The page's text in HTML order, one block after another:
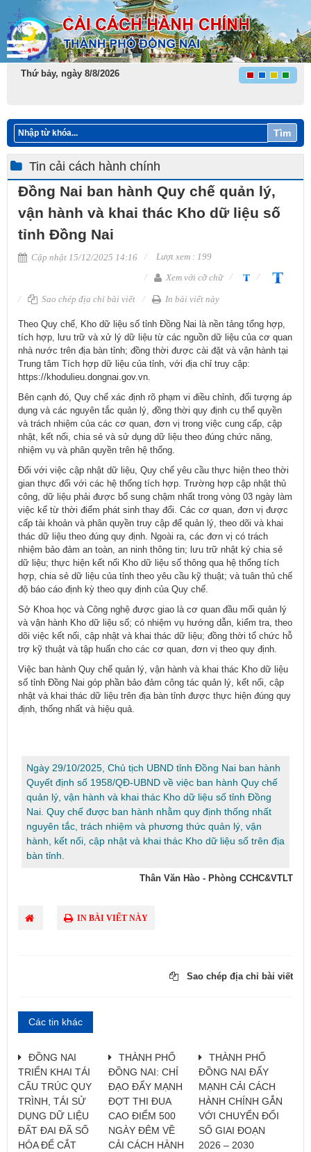
Thứ bảy, ngày 8/8/2026
Tìm
Tin cải cách hành chính
Đồng Nai ban hành Quy chế quản lý,
vận hành và khai thác Kho dữ liệu số
tỉnh Đồng Nai
Cập nhật 15/12/2025 14:16
Lượt xem : 199
Xem với cỡ chữ
Sao chép địa chỉ bài viết In bài viết này
Theo Quy chế, Kho dữ liệu số tỉnh Đồng Nai là nền tảng tổng hợp,
tích hợp, lưu trữ và xử lý dữ liệu từ các nguồn dữ liệu của cơ quan
nhà nước trên địa bàn tỉnh; đồng thời được cài đặt và vận hành tại
Trung tâm Tích hợp dữ liệu của tỉnh, với địa chỉ truy cập:
https://khodulieu.dongnai.gov.vn
Bên cạnh đó, Quy chế xác định rõ phạm vi điều chỉnh, đối tượng áp
dụng và các nguyên tắc quản lý, đồng thời quy định cụ thể quyền
và trách nhiệm của các cơ quan, đơn vị trong việc cung cấp, cập
nhật, kết nối, chia sẻ và sử dụng dữ liệu theo đúng chức năng,
nhiệm vụ và phân quyền trên hệ thống.
Đối với việc cập nhật dữ liệu, Quy chế yêu cầu thực hiện theo thời
gian thực đối với các hệ thống tích hợp. Trường hợp cập nhật thủ
công, dữ liệu phải được bổ sung chậm nhất trong vòng 03 ngày làm
việc kể từ thời điểm phát sinh thay đổi. Các cơ quan, đơn vị được
cấp tài khoản và phân quyền truy cập để quản lý, theo dõi và khai
thác dữ liệu theo đúng quy định. Ngoài ra, các đơn vị có trách
nhiệm bảo đảm an toàn, an ninh thông tin; lưu trữ nhật ký chia sẻ
dữ liệu; thực hiện kết nối Kho dữ liệu số thông qua hệ thống tích
hợp, chia sẻ dữ liệu của tỉnh theo yêu cầu kỹ thuật; và tuân thủ chế
độ báo cáo định kỳ theo quy định của Quy chế.
Sở Khoa học và Công nghệ được giao là cơ quan đầu mối quản lý
và vận hành Kho dữ liệu số; có nhiệm vụ hướng dẫn, kiểm tra, theo
dõi việc kết nối, cập nhật và khai thác dữ liệu; đồng thời tổ chức hỗ
trợ kỹ thuật và tập huấn cho các cơ quan, đơn vị theo quy định.
Việc ban hành Quy chế quản lý, vận hành và khai thác Kho dữ liệu
số tỉnh Đồng Nai góp phần bảo đảm công tác quản lý, kết nối, cập
nhật và khai thác dữ liệu trên địa bàn tỉnh được thực hiện đúng quy
định, thống nhất và hiệu quả.
​Ngày 29/10/2025, Chủ tịch UBND tỉnh Đồng Nai ban hành
Quyết định số 1958/QĐ-UBND về việc ban hành Quy chế
quản lý, vận hành và khai thác Kho dữ liệu số tỉnh Đồng
Nai. Quy chế được ban hành nhằm quy định thống nhất
nguyên tắc, trách nhiệm và phương thức quản lý, vận
hành, kết nối, cập nhật và khai thác Kho dữ liệu số trên địa
bàn tỉnh.
Thân Văn Hào - Phòng CCHC&VTLT
IN BÀI VIẾT NÀY
Sao chép địa chỉ bài viết
Các tin khác
ĐỒNG NAI
TRIỂN KHAI TÁI
CẤU TRÚC QUY
TRÌNH, TÁI SỬ
DỤNG DỮ LIỆU
ĐẤT ĐAI ĐÃ SỐ
HÓA ĐỂ CẮT
THÀNH PHỐ
ĐỒNG NAI: CHỈ
ĐẠO ĐẨY MẠNH
ĐỢT THI ĐUA
CAO ĐIỂM 500
NGÀY ĐÊM VỀ
CẢI CÁCH HÀNH
THÀNH PHỐ
ĐỒNG NAI ĐẨY
MẠNH CẢI CÁCH
HÀNH CHÍNH GẮN
VỚI CHUYỂN ĐỔI
SỐ GIAI ĐOẠN
2026 – 2030